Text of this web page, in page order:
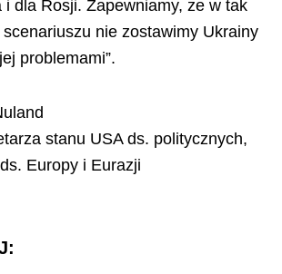
i dla Rosji. Zapewniamy, że w tak
nie zostawimy Ukrainy
problemami”.
stanu USA ds. politycznych,
Europy i Eurazji